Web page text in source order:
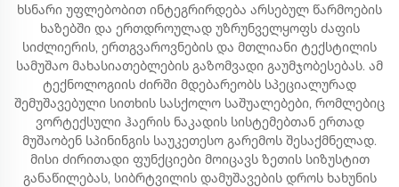
ხსნარი უფლებობით ინტეგრირდება არსებულ წარმოების
ხაზებში და ერთდროულად უზრუნველყოფს ძაფის
სიძლიერის, ერთგვაროვნების და მთლიანი ტექსტილის
სამუშაო მახასიათებლების გაზომვადი გაუმჯობესებას. ამ
ტექნოლოგიის ძირში მდებარეობს სპეციალურად
შემუშავებული სითხის სასქოლო საშუალებები, რომლებიც
ვორტექსული ჰაერის ნაკადის სისტემებთან ერთად
მუშაობენ სპინინგის საუკეთესო გარემოს შესაქმნელად.
მისი ძირითადი ფუნქციები მოიცავს ზეთის სიზუსტით
განაწილებას, სიბრტვილის დამუშავების დროს ხახუნის